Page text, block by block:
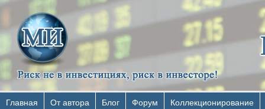
Главная От автора Блог Форум Коллекционирование